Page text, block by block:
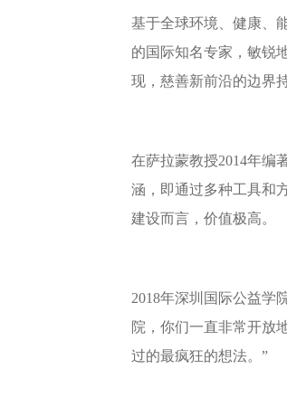
基于全球环境、健康、
的国际知名专家，敏锐
现，慈善新前沿的边界
在萨拉蒙教授2014年编
涵，即通过多种工具和
建设而言，价值极高。
2018年深圳国际公益学
院，你们一直非常开放
过的最疯狂的想法。”